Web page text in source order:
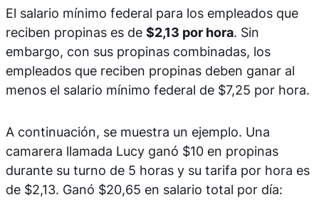
El salario mínimo federal para los empleados que
reciben propinas es de $2,13 por hora. Sin
embargo, con sus propinas combinadas, los
empleados que reciben propinas deben ganar al
menos el salario mínimo federal de $7,25 por hora.
A continuación, se muestra un ejemplo. Una
camarera llamada Lucy ganó $10 en propinas
durante su turno de 5 horas y su tarifa por hora es
de $2,13. Ganó $20,65 en salario total por día: